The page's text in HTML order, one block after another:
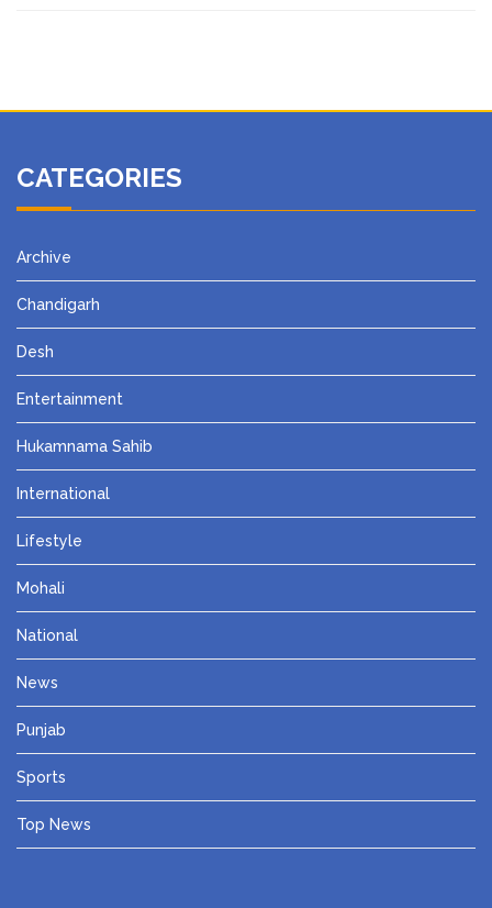
CATEGORIES
Archive
Chandigarh
Desh
Entertainment
Hukamnama Sahib
International
Lifestyle
Mohali
National
News
Punjab
Sports
Top News